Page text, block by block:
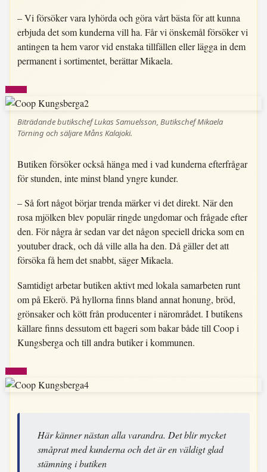
– Vi försöker vara lyhörda och göra vårt bästa för att kunna
erbjuda det som kunderna vill ha. Får vi önskemål försöker vi
antingen ta hem varor vid enstaka tillfällen eller lägga in dem
permanent i sortimentet, berättar Mikaela.
Biträdande butikschef Lukas Samuelsson, Butikschef Mikaela
Törning och säljare Måns Kalajoki.
Butiken försöker också hänga med i vad kunderna efterfrågar
för stunden, inte minst bland yngre kunder.
– Så fort något börjar trenda märker vi det direkt. När den
rosa mjölken blev populär ringde ungdomar och frågade efter
den. För några år sedan var det någon speciell dricka som en
youtuber drack, och då ville alla ha den. Då gäller det att
försöka få hem det snabbt, säger Mikaela.
Samtidigt arbetar butiken aktivt med lokala samarbeten runt
om på Ekerö. På hyllorna finns bland annat honung, bröd,
grönsaker och kött från producenter i närområdet. I butikens
källare finns dessutom ett bageri som bakar både till Coop i
Kungsberga och till andra butiker i kommunen.
Här känner nästan alla varandra. Det blir mycket
småprat med kunderna och det är en väldigt glad
stämning i butiken